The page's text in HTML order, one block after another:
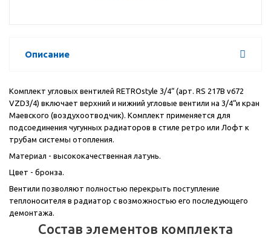
Описание
Комплект угловых вентилей RETROstyle 3/4“ (арт. RS 217B v672
VZD3/4) включает верхний и нижний угловые вентили на 3/4“и кран
Маевского (воздухоотводчик). Комплект применяется для
подсоединения чугунных радиаторов в стиле ретро или Лофт к
трубам системы отопления.
Материал - высококачественная латунь.
Цвет - бронза.
Вентили позволяют полностью перекрыть поступление
теплоносителя в радиатор с возможностью его последующего
демонтажа.
Состав элементов комплекта